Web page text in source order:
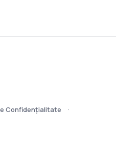
Confidențialitate